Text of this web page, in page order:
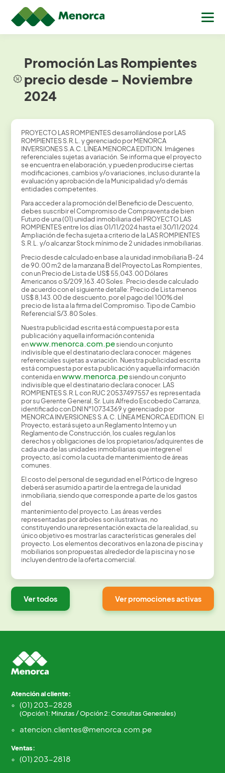
Promoción Las Rompientes
precio desde – Noviembre
2024
PROYECTO LAS ROMPIENTES desarrollándose por LAS
ROMPIENTES S.R.L. y gerenciado por MENORCA
INVERSIONES S.A.C. LÍNEA MENORCA EDITION. Imágenes
referenciales sujetas a variación. Se informa que el proyecto
se encuentra en elaboración, y pueden producirse ciertas
modificaciones, cambios y/o variaciones, incluso durante la
evaluación y aprobación de la Municipalidad y/o demás
entidades competentes.
Para acceder a la promoción del Beneficio de Descuento,
debes suscribir el Compromiso de Compraventa de bien
Futuro de una (01) unidad inmobiliaria del PROYECTO LAS
ROMPIENTES entre los días 01/11/2024 hasta el 30/11/2024.
Ampliación de fecha sujeta a criterio de la LAS ROMPIENTES
S.R.L. y/o alcanzar Stock mínimo de 2 unidades inmobiliarias.
Precio desde calculado en base a la unidad inmobiliaria B-24
de 90.00 m2 de la manzana B del Proyecto Las Rompientes,
con un Precio de Lista de US$ 55,043.00 Dólares
Americanos o S/209,163.40 Soles. Precio desde calculado
de acuerdo con el siguiente detalle: Precio de Lista menos
US$ 8,143.00 de descuento, por el pago del 100% del
precio de lista a la firma del Compromiso. Tipo de Cambio
Referencial S/3.80 Soles.
Nuestra publicidad escrita está compuesta por esta
publicación y aquella información contenida
enwww.menorca.com.pesiendo un conjunto
indivisible que el destinatario declara conocer. mágenes
referenciales sujetas a variación. Nuestra publicidad escrita
está compuesta por esta publicación y aquella información
contenida enwww.menorca.pesiendo un conjunto
indivisible que el destinatario declara conocer. LAS
ROMPIENTES S.R.L con RUC 20537497557 es representada
por su Gerente General, Sr. Luis Alfredo Escobedo Carranza,
identificado con DNI N°10734369 y gerenciado por
MENORCA INVERSIONES S.A.C. LÍNEA MENORCA EDITION. El
Proyecto, estará sujeto a un Reglamento Interno y un
Reglamento de Construcción, los cuales regulan los
derechos y obligaciones de los propietarios/adquirentes de
cada una de las unidades inmobiliarias que integren el
proyecto, así como la cuota de mantenimiento de áreas
comunes.
El costo del personal de seguridad en el Pórtico de Ingreso
deberá ser asumido a partir de la entrega de la unidad
inmobiliaria, siendo que corresponde a parte de los gastos
del
mantenimiento del proyecto. Las áreas verdes
representadas por árboles son ilustrativas, no
constituyendo una representación exacta de la realidad, su
único objetivo es mostrar las características generales del
proyecto. Los elementos decorativos en la zona de piscina y
mobiliarios son propuestas alrededor de la piscina y no se
incluyen dentro de la oferta comercial.
Ver todos Ver promociones activas
Atención al cliente:
(01) 203-2828
(Opción 1: Minutas / Opción 2: Consultas Generales)
atencion.clientes@menorca.com.pe
Ventas:
(01) 203-2818